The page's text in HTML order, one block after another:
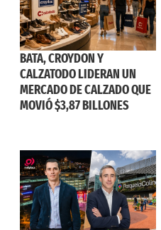
BATA, CROYDON Y
CALZATODO LIDERAN UN
MERCADO DE CALZADO QUE
MOVIÓ $3,87 BILLONES